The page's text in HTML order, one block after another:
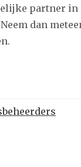
partner
dan